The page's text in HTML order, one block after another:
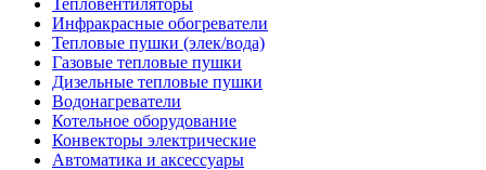
Инфракрасные обогреватели
Тепловые пушки (элек/вода)
Газовые тепловые пушки
Дизельные тепловые пушки
Водонагреватели
Котельное оборудование
Конвекторы электрические
Автоматика и аксессуары